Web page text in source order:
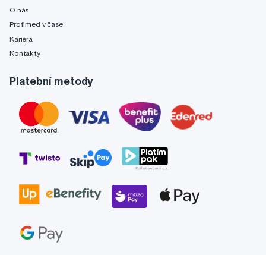
O nás
Profimed v čase
Kariéra
Kontakty
Platební metody